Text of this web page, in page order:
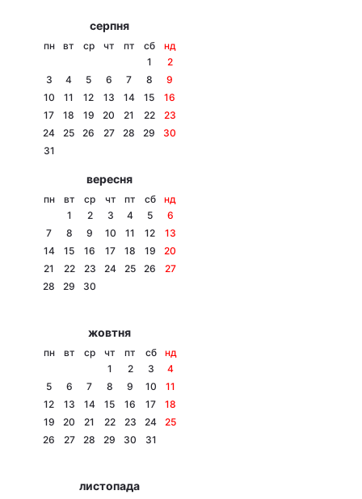
Тема оформлення
серпня
пн вт ср чт пт сб
нд
1
2
3
4 5 6 7 8
9
10
11 12 13 14 15
16
17
18 19 20 21 22
23
24
25 26 27 28 29
30
31
вересня
пн вт ср чт пт сб
нд
1
2 3 4 5
6
7
8 9 10 11 12
13
14
15 16 17 18 19
20
21
22 23 24 25 26
27
28
29 30
жовтня
пн вт ср чт пт сб
нд
1
2 3
4
5
6 7 8 9 10
11
12
13 14 15 16 17
18
19
20 21 22 23 24
25
26
27 28 29 30 31
листопада